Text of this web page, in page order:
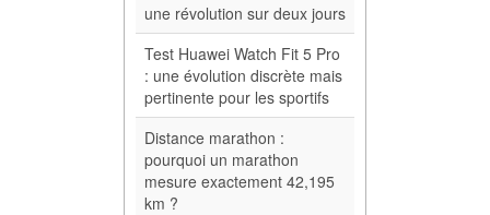
une révolution sur deux jours
Test Huawei Watch Fit 5 Pro
: une évolution discrète mais
pertinente pour les sportifs
Distance marathon :
pourquoi un marathon
mesure exactement 42,195
km ?